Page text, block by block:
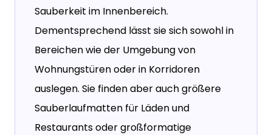
Sauberkeit im Innenbereich.
Dementsprechend lässt sie sich sowohl in
Bereichen wie der Umgebung von
Wohnungstüren oder in Korridoren
auslegen. Sie finden aber auch größere
Sauberlaufmatten für Läden und
Restaurants oder großformatige